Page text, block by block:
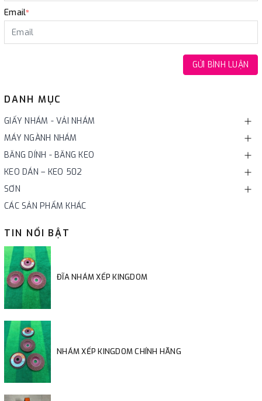
DANH MỤC
GIẤY NHÁM - VẢI NHÁM
MÁY NGÀNH NHÁM
BĂNG DÍNH - BĂNG KEO
KEO DÁN – KEO 502
SƠN
CÁC SẢN PHẨM KHÁC
TIN NỔI BẬT
ĐĨA NHÁM XẾP KINGDOM
NHÁM XẾP KINGDOM CHÍNH HÃNG
Email*
GỬI BÌNH LUẬN